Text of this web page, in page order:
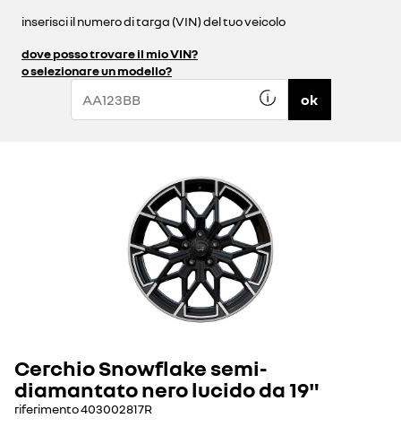
inserisci il numero di targa (VIN) del tuo veicolo
dove posso trovare il mio VIN?
o selezionare un modello?
ok
Cerchio Snowflake semi-
diamantato nero lucido da 19"
riferimento403002817R